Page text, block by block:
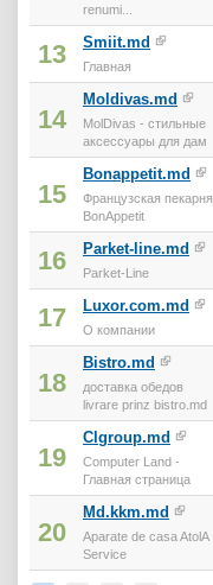
renumi...
13 Smiit.md
Главная
14
Moldivas.md
MolDivas - стильные
аксессуары для дам
15
Bonappetit.md
Французская пекарня
BonAppetit
16 Parket-line.md
Parket-Line
17 Luxor.com.md
О компании
18
Bistro.md
доставка обедов
livrare prinz bistro.md
19
Clgroup.md
Computer Land -
Главная страница
20
Md.kkm.md
Aparate de casa AtolA
Service